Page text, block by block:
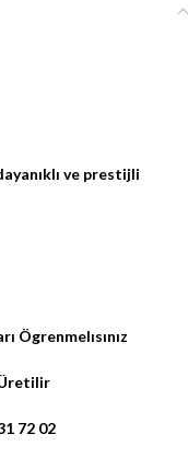
ve prestijli
Ögrenmelısınız
Üretilir
72 02